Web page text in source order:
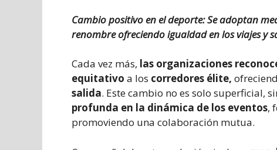
Cambio positivo en el deporte: Se adoptan
renombre ofreciendo igualdad en los viajes y
Cada vez más, las organizaciones
equitativo a los corredores élite,
salida. Este cambio no es solo superficial,
profunda en la dinámica de los eventos,
promoviendo una colaboración mutua.